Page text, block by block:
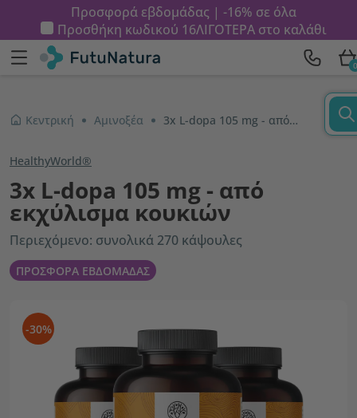
Προσφορά εβδομάδας | -16% σε όλα
Προσθήκη κωδικού 16ΛΙΓΟΤΕΡΑστο καλάθι
0
Κεντρική Αμινοξέα 3x L-dopa 105 mg - από εκχύλισμα κουκιών
HealthyWorld®
3x L-dopa 105 mg - από
εκχύλισμα κουκιών
Περιεχόμενο: συνολικά 270 κάψουλες
ΠΡΟΣΦΟΡΑ ΕΒΔΟΜΑΔΑΣ
-30%